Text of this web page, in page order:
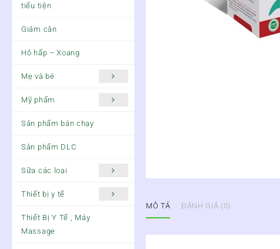
tiểu tiện
Giảm cân
Hô hấp – Xoang
Mẹ và bé
Mỹ phẩm
Sản phẩm bán chạy
Sản phẩm DLC
Sữa các loại
Thiết bị y tế
Thiết Bị Y Tế , Máy
Massage
MÔ TẢ ĐÁNH GIÁ (0)